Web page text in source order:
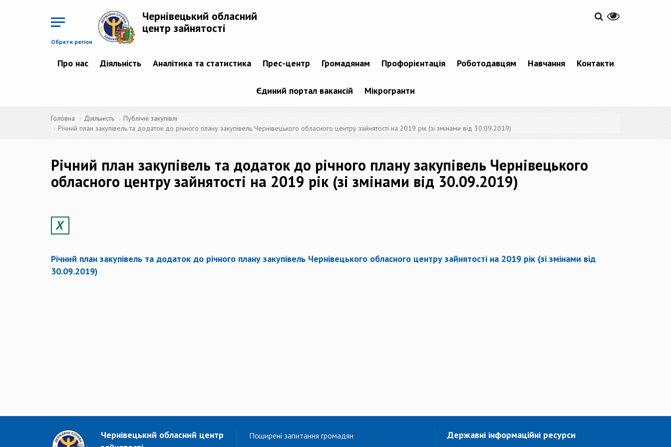
Обрати регіон
Чернівецький обласний
центр зайнятості
Про нас Діяльність Аналітика та статистика Прес-центр Громадянам Профорієнтація Роботодавцям Навчання Контакти
Єдиний портал вакансій Мікрогранти
Головна Діяльність
Публічні закупівлі
Річний план закупівель та додаток до річного плану закупівель Чернівецького обласного центру зайнятості на 2019 рік (зі змінами від 30.09.2019)
Річний план закупівель та додаток до річного плану закупівель Чернівецького
обласного центру зайнятості на 2019 рік (зі змінами від 30.09.2019)
Річний план закупівель та додаток до річного плану закупівель Чернівецького обласного центру зайнятості на 2019 рік (зі змінами від
30.09.2019)
Чернівецький обласний центр
Поширені запитання громадян
Державні інформаційні ресурси